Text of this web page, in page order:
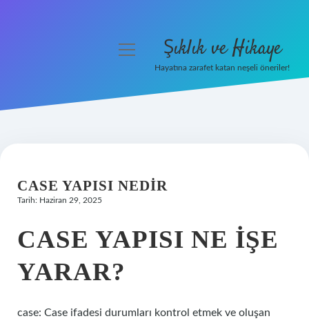
Hakkımızda
menüyü
Şıklık ve Hikaye
Hayatına zarafet katan neşeli öneriler!
CASE YAPISI NEDIR
Tarih: Haziran 29, 2025
CASE YAPISI NE IŞE
YARAR?
case: Case ifadesi durumları kontrol etmek ve oluşan